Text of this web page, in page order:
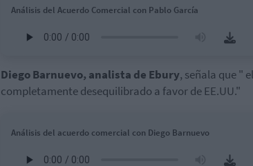
Análisis del Acuerdo Comercial con Pablo García
Diego Barnuevo, analista de Ebury, señala que "
completamente desequilibrado a favor de EE.UU."
Análisis del acuerdo comercial con Diego Barnuevo